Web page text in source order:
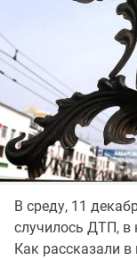
В среду, 11
случилось ДТП, в
Как рассказали